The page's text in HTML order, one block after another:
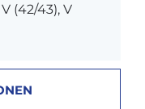
(42/43), V